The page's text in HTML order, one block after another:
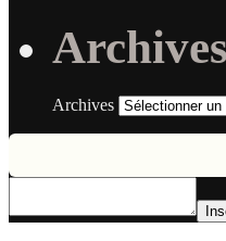
Archives
Archives